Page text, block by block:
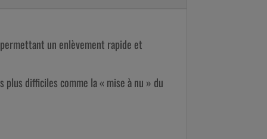
un enlèvement rapide et
plus difficiles comme la « mise à nu » du